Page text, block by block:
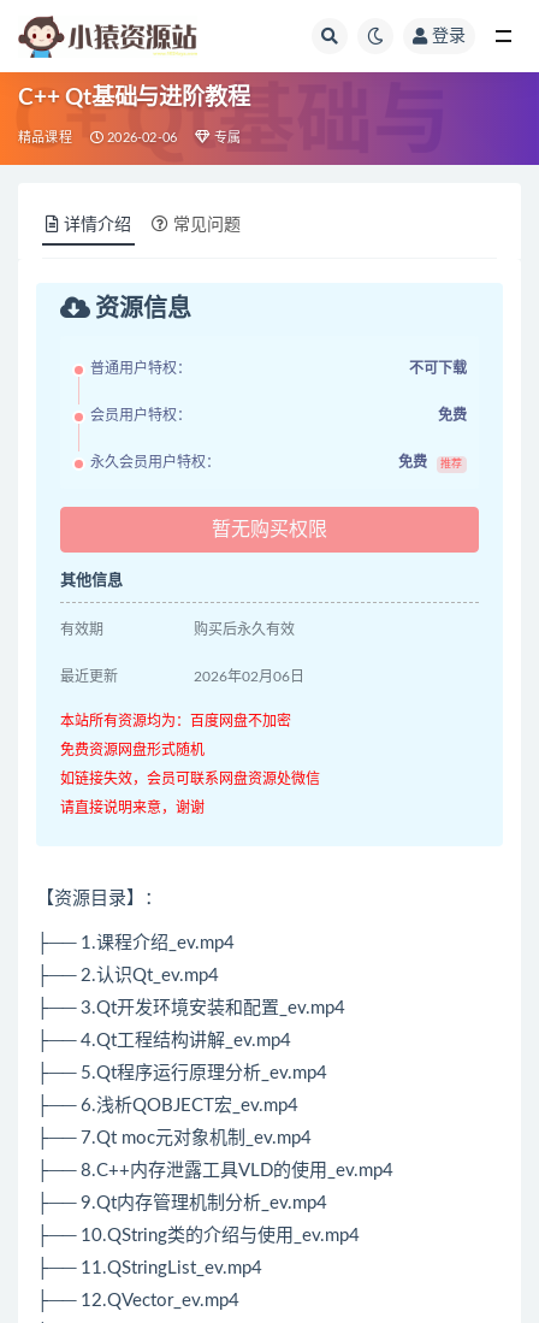
登录
C++ Qt基础与进阶教程
精品课程 2026-02-06 专属
详情介绍 常见问题
资源信息
普通用户特权： 不可下载
会员用户特权： 免费
永久会员用户特权： 免费 推荐
暂无购买权限
其他信息
有效期 购买后永久有效
最近更新 2026年02月06日
本站所有资源均为：百度网盘不加密
免费资源网盘形式随机
如链接失效，会员可联系网盘资源处微信
请直接说明来意，谢谢
【资源目录】：
├── 1.课程介绍_ev.mp4
├── 2.认识Qt_ev.mp4
├── 3.Qt开发环境安装和配置_ev.mp4
├── 4.Qt工程结构讲解_ev.mp4
├── 5.Qt程序运行原理分析_ev.mp4
├── 6.浅析QOBJECT宏_ev.mp4
├── 7.Qt moc元对象机制_ev.mp4
├── 8.C++内存泄露工具VLD的使用_ev.mp4
├── 9.Qt内存管理机制分析_ev.mp4
├── 10.QString类的介绍与使用_ev.mp4
├── 11.QStringList_ev.mp4
├── 12.QVector_ev.mp4